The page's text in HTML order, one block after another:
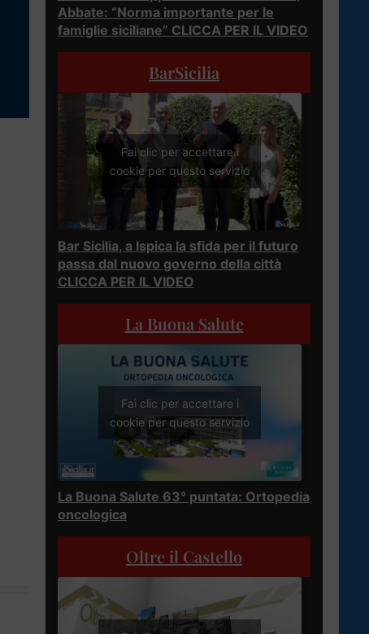
Abbate: “Norma importante per le
famiglie siciliane” CLICCA PER IL VIDEO
BarSicilia
Fai clic per accettare i
cookie per questo servizio
Bar Sicilia, a Ispica la sfida per il futuro
passa dal nuovo governo della città
CLICCA PER IL VIDEO
La Buona Salute
Fai clic per accettare i
cookie per questo servizio
La Buona Salute 63° puntata: Ortopedia
oncologica
Oltre il Castello